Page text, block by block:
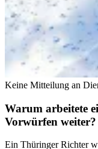
Keine Mitteilung an
Warum arbeitete
Vorwürfen weiter?
Ein Thüringer Richter